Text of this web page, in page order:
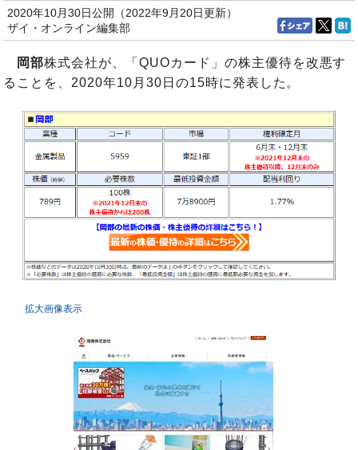
2020年10月30日公開（2022年9月20日更新）
ザイ・オンライン編集部
岡部株式会社が、「QUOカード」の株主優待を改悪す
ることを、2020年10月30日の15時に発表した。
拡大画像表示